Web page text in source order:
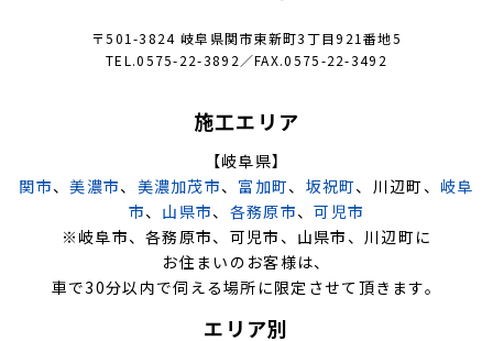
〒501-3824 岐阜県関市東新町3丁目921番地5
TEL.0575-22-3892／FAX.0575-22-3492
施工エリア
【岐阜県】
関市、美濃市、 美濃加茂市、 富加町、 坂祝町、川辺町、 岐阜
市、 山県市、 各務原市、可児市
※岐阜市、各務原市、可児市、山県市、川辺町に
お住まいのお客様は、
車で30分以内で伺える場所に限定させて頂きます。
エリア別